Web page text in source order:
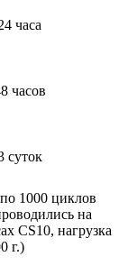
часа
часов
суток
1000 циклов
на
CS10, нагрузка
г.)